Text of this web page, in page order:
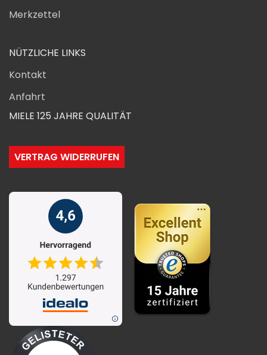
Merkzettel
NÜTZLICHE LINKS
Kontakt
Anfahrt
MIELE 125 JAHRE QUALITÄT
VERTRAG WIDERRUFEN